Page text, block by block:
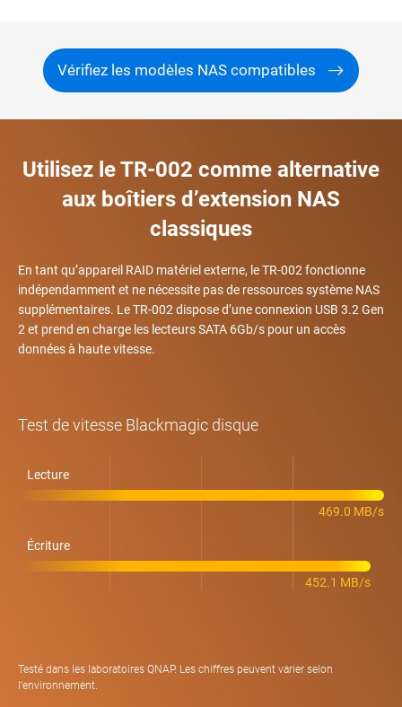
Vérifiez les modèles NAS compatibles
Utilisez le TR-002 comme alternative
aux boîtiers d’extension NAS
classiques
En tant qu’appareil RAID matériel externe, le TR-002 fonctionne
indépendamment et ne nécessite pas de ressources système NAS
supplémentaires. Le TR-002 dispose d’une connexion USB 3.2 Gen
2 et prend en charge les lecteurs SATA 6Gb/s pour un accès
données à haute vitesse.
Test de vitesse Blackmagic disque
Lecture
469.0 MB/s
Écriture
452.1 MB/s
Testé dans les laboratoires QNAP. Les chiffres peuvent varier selon
l’environnement.